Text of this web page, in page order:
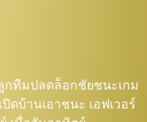
ทีมปลดล็อกชัยชนะเกม
ดบ้านเอาชนะ เอฟเวอร์